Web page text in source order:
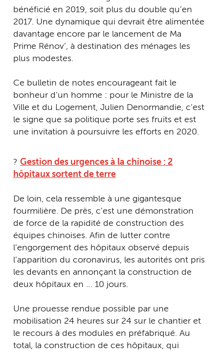
bénéficié en 2019, soit plus du double qu’en
2017. Une dynamique qui devrait être alimentée
davantage encore par le lancement de Ma
Prime Rénov’, à destination des ménages les
plus modestes.
Ce bulletin de notes encourageant fait le
bonheur d’un homme : pour le Ministre de la
Ville et du Logement, Julien Denormandie, c’est
le signe que sa politique porte ses fruits et est
une invitation à poursuivre les efforts en 2020.
? Gestion des urgences à la chinoise : 2
hôpitaux sortent de terre
De loin, cela ressemble à une gigantesque
fourmilière. De près, c’est une démonstration
de force de la rapidité de construction des
équipes chinoises. Afin de lutter contre
l’engorgement des hôpitaux observé depuis
l’apparition du coronavirus, les autorités ont pris
les devants en annonçant la construction de
deux hôpitaux en … 10 jours.
Une prouesse rendue possible par une
mobilisation 24 heures sur 24 sur le chantier et
le recours à des modules en préfabriqué. Au
total, la construction de ces hôpitaux, qui